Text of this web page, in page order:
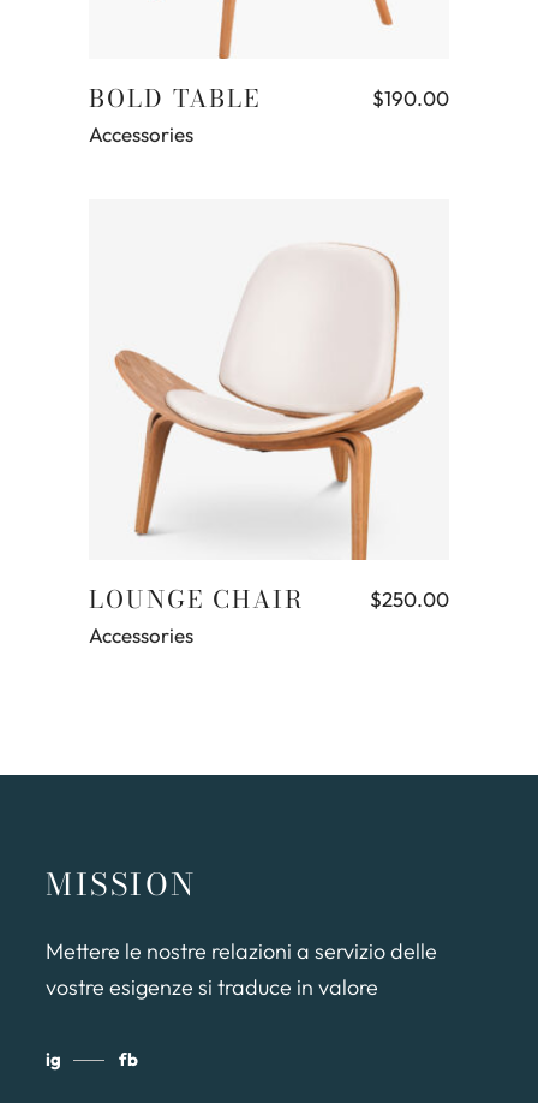
BOLD TABLE $190.00
Accessories
LOUNGE CHAIR $250.00
Accessories
MISSION
Mettere le nostre relazioni a servizio delle
vostre esigenze si traduce in valore
ig fb